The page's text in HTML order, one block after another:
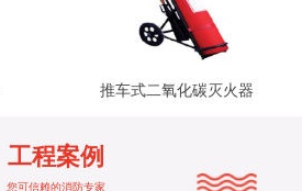
推车式二氧化碳灭火器
工程案例
您可信赖的消防专家